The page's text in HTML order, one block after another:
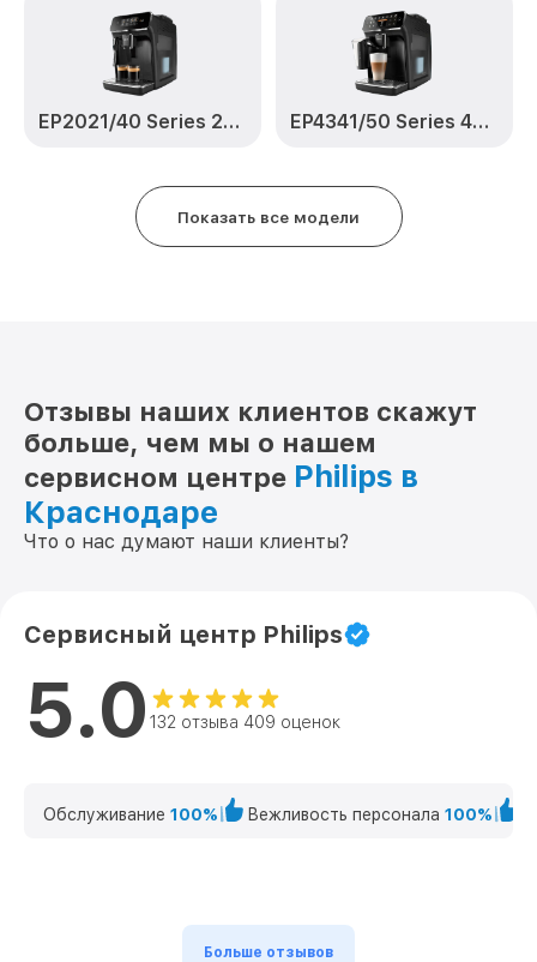
EP2021/40 Series 2200 EP4341/50 Series 4300 LatteGo
Показать все модели
Отзывы наших клиентов скажут
больше, чем мы о нашем
сервисном центре Philips в
Краснодаре
Что о нас думают наши клиенты?
Сервисный центр Philips
5.0 132 отзыва 409 оценок
Обслуживание 100% Вежливость персонала 100%
Больше отзывов